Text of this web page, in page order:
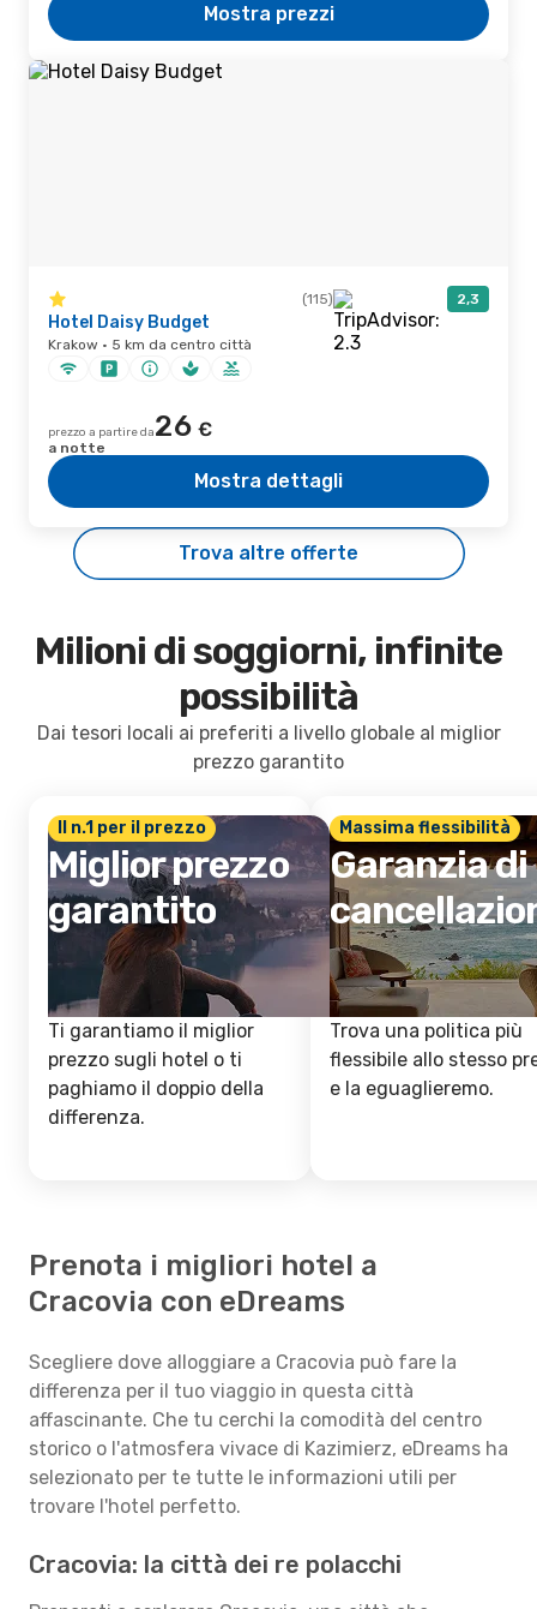
Mostra prezzi
(115) 2,3
Hotel Daisy Budget
Krakow · 5 km da centro città
prezzo a partire da26 €
a notte
Mostra dettagli
Trova altre offerte
Milioni di soggiorni, infinite
possibilità
Dai tesori locali ai preferiti a livello globale al miglior
prezzo garantito
Il n.1 per il prezzo
Miglior prezzo
garantito
Ti garantiamo il miglior
prezzo sugli hotel o ti
paghiamo il doppio della
differenza.
Massima flessibilità
Garanzia di
Trova una politica più
flessibile allo stesso
e la eguaglieremo.
Prenota i migliori hotel a
Cracovia con eDreams
Scegliere dove alloggiare a Cracovia può fare la
differenza per il tuo viaggio in questa città
affascinante. Che tu cerchi la comodità del centro
storico o l'atmosfera vivace di Kazimierz, eDreams ha
selezionato per te tutte le informazioni utili per
trovare l'hotel perfetto.
Cracovia: la città dei re polacchi